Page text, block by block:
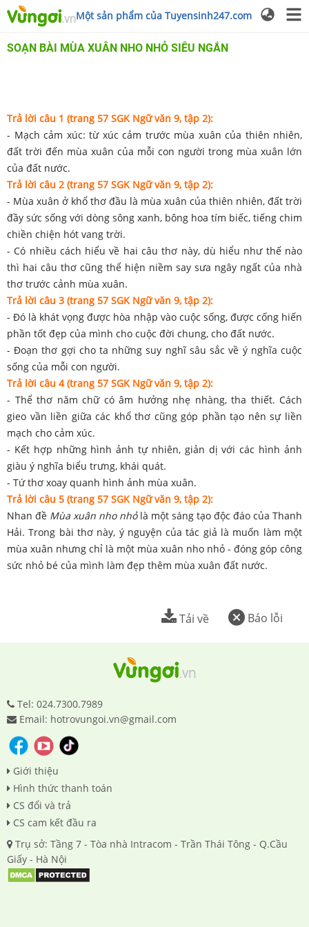
Một sản phẩm của Tuyensinh247.com
SOẠN BÀI MÙA XUÂN NHO NHỎ SIÊU NGẮN
Trả lời câu 1 (trang 57 SGK Ngữ văn 9, tập 2):
- Mạch cảm xúc: từ xúc cảm trước mùa xuân của thiên nhiên,
đất trời đến mùa xuân của mỗi con người trong mùa xuân lớn
của đất nước.
Trả lời câu 2 (trang 57 SGK Ngữ văn 9, tập 2):
- Mùa xuân ở khổ thơ đầu là mùa xuân của thiên nhiên, đất trời
đầy sức sống với dòng sông xanh, bông hoa tím biếc, tiếng chim
chiền chiện hót vang trời.
- Có nhiều cách hiểu về hai câu thơ này, dù hiểu như thế nào
thì hai câu thơ cũng thể hiện niềm say sưa ngây ngất của nhà
thơ trước cảnh mùa xuân.
Trả lời câu 3 (trang 57 SGK Ngữ văn 9, tập 2):
- Đó là khát vọng được hòa nhập vào cuộc sống, được cống hiến
phần tốt đẹp của mình cho cuộc đời chung, cho đất nước.
- Đoạn thơ gợi cho ta những suy nghĩ sâu sắc về ý nghĩa cuộc
sống của mỗi con người.
Trả lời câu 4 (trang 57 SGK Ngữ văn 9, tập 2):
- Thể thơ năm chữ có âm hưởng nhẹ nhàng, tha thiết. Cách
gieo vần liền giữa các khổ thơ cũng góp phần tạo nên sự liền
mạch cho cảm xúc.
- Kết hợp những hình ảnh tự nhiên, giản dị với các hình ảnh
giàu ý nghĩa biểu trưng, khái quát.
- Tứ thơ xoay quanh hình ảnh mùa xuân.
Trả lời câu 5 (trang 57 SGK Ngữ văn 9, tập 2):
Nhan đề Mùa xuân nho nhỏlà một sáng tạo độc đáo của Thanh
Hải. Trong bài thơ này, ý nguyện của tác giả là muốn làm một
mùa xuân nhưng chỉ là một mùa xuân nho nhỏ - đóng góp công
sức nhỏ bé của mình làm đẹp thêm mùa xuân đất nước.
Báo lỗi
Tải về
Tel: 024.7300.7989
Email: hotrovungoi.vn@gmail.com
Giới thiệu
Hình thức thanh toán
CS đổi và trả
CS cam kết đầu ra
Trụ sở: Tầng 7 - Tòa nhà Intracom - Trần Thái Tông - Q.Cầu
Giấy - Hà Nội